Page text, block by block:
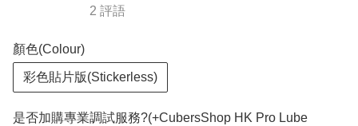
2 評語
顏色(Colour)
彩色貼片版(Stickerless)
是否加購專業調試服務?(+CubersShop HK Pro Lube